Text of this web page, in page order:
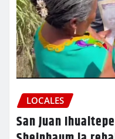
LOCALES
San Juan